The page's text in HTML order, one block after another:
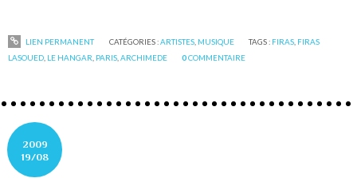
LIEN PERMANENT CATÉGORIES :ARTISTES, MUSIQUE TAGS : FIRAS, FIRAS
LASOUED LE HANGAR PARIS ,ARCHIMEDE 0COMMENTAIRE
2009
19/08